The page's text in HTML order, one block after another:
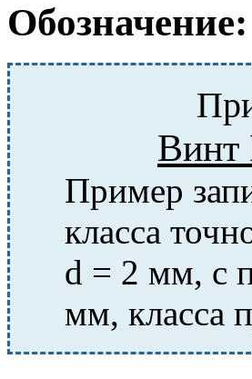
Обозначение:
Винт
Пример
класса
d = 2 мм, с
мм, класса